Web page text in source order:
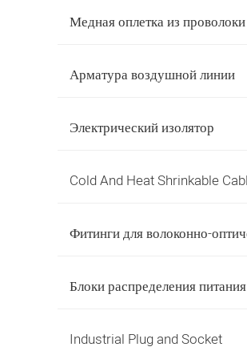
Медная оплетка из проволоки
Арматура воздушной линии
Электрический изолятор
Блоки распределения питания
Industrial Plug and Socket